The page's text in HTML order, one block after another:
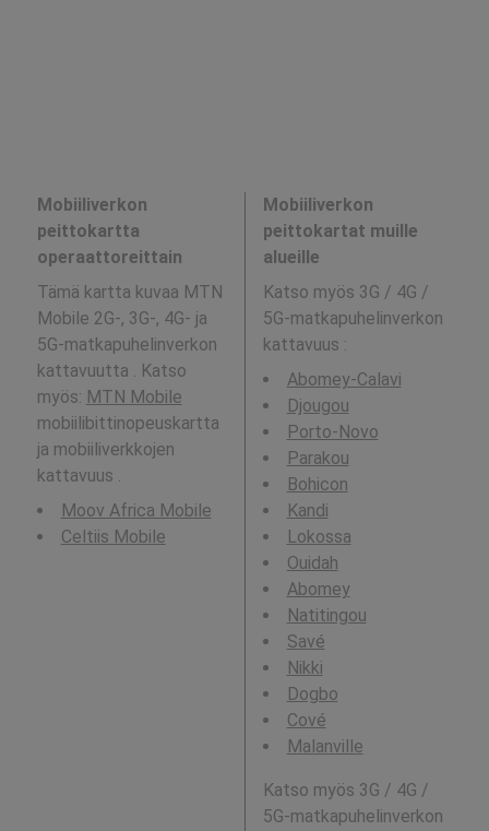
Mobiiliverkon
peittokartta
operaattoreittain
Tämä kartta kuvaa MTN
Mobile 2G-, 3G-, 4G- ja
5G-matkapuhelinverkon
kattavuutta . Katso
myös: MTN Mobile
mobiilibittinopeuskartta
ja mobiiliverkkojen
kattavuus .
Moov Africa Mobile
Celtiis Mobile
Mobiiliverkon
peittokartat muille
alueille
Katso myös 3G / 4G /
5G-matkapuhelinverkon
kattavuus :
Abomey-Calavi
Djougou
Porto-Novo
Parakou
Bohicon
Kandi
Lokossa
Ouidah
Abomey
Natitingou
Savé
Nikki
Dogbo
Cové
Malanville
Katso myös 3G / 4G /
5G-matkapuhelinverkon